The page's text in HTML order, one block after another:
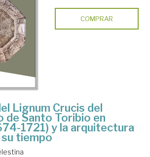
COMPRAR
Lignum Crucis del
de Santo Toribio en
1721) y la arquitectura
tiempo